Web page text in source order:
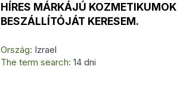
HÍRES MÁRKÁJÚ KOZMETIKUMOK
BESZÁLLÍTÓJÁT KERESEM.
Ország: Izrael
The term search: 14 dni